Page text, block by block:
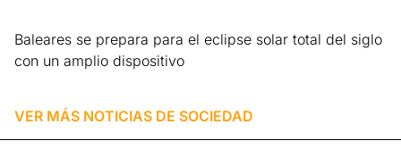
Baleares se prepara para el eclipse solar total del siglo
con un amplio dispositivo
VER MÁS NOTICIAS DE SOCIEDAD